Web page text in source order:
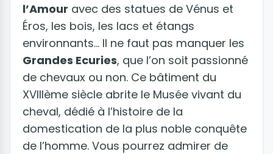
l’Amour avec des statues de Vénus et
Éros, les bois, les lacs et étangs
environnants… Il ne faut pas manquer les
Grandes Ecuries, que l’on soit passionné
de chevaux ou non. Ce bâtiment du
XVIIIème siècle abrite le Musée vivant du
cheval, dédié à l’histoire de la
domestication de la plus noble conquête
de l’homme. Vous pourrez admirer de